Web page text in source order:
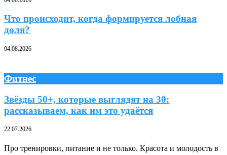
Что происходит, когда формируется лобная
доля?
04.08.2026
Фитнес
Звёзды 50+, которые выглядят на 30:
рассказываем, как им это удаётся
22.07.2026
Про тренировки, питание и не только. Красота и молодость в